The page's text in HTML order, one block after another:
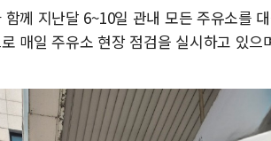
께 지난달 6~10일 관내 모든 주유소를
매일 주유소 현장 점검을 실시하고 있